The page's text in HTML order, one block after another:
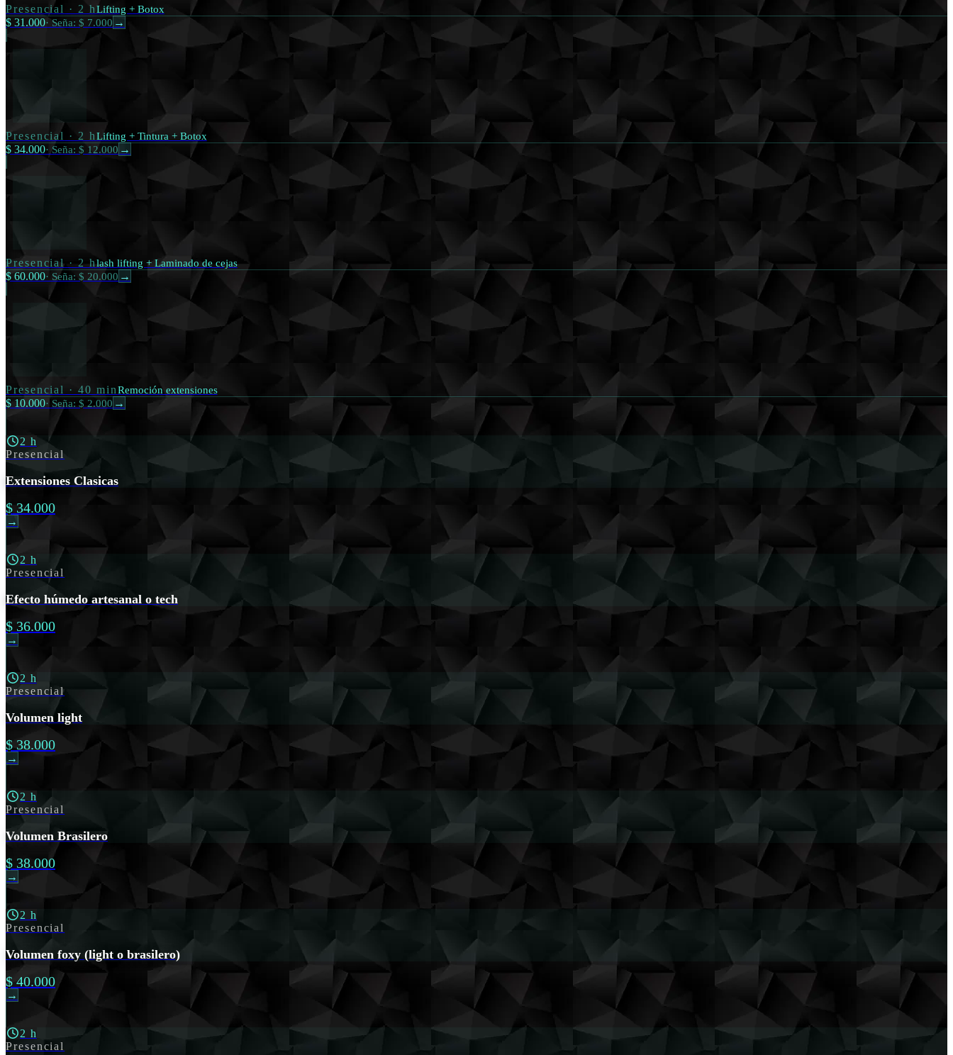
Presencial · 2 hLifting + Botox
$ 31.000·Seña: $ 7.000 →
Presencial · 2 hLifting + Tintura + Botox
$ 34.000· Seña: $ 12.000 →
Presencial · 2 hlash lifting + Laminado de cejas
$ 60.000· Seña: $ 20.000 →
Presencial · 40 minRemoción extensiones
$ 10.000· Seña: $ 2.000 →
2 h
Presencial
Extensiones Clasicas
$ 34.000
→
2 h
Presencial
Efecto húmedo artesanal o tech
$ 36.000
→
2 h
Presencial
Volumen light
$ 38.000
→
2 h
Presencial
Volumen Brasilero
$ 38.000
→
2 h
Presencial
Volumen foxy (light o brasilero)
$ 40.000
→
2 h
Presencial